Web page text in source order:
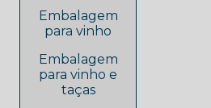
Embalagem
para vinho
Embalagem
para vinho e
taças